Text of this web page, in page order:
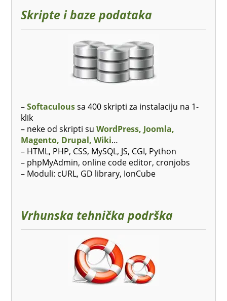
Skripte i baze podataka
–Softaculoussa 400 skripti za instalaciju na 1-
klik
– neke od skripti suWordPress, Joomla,
Magento, Drupal, Wiki…
– HTML, PHP, CSS, MySQL, JS, CGI, Python
– phpMyAdmin, online code editor, cronjobs
– Moduli: cURL, GD library, IonCube
Vrhunska tehnička podrška